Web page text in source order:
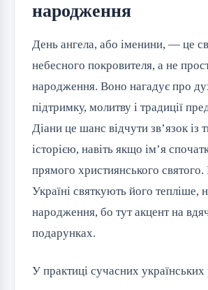
народження
День ангела, або іменини, — це
небесного покровителя, а не
народження. Воно нагадує про
підтримку, молитву і традиції
Діани це шанс відчути зв’язок із
історією, навіть якщо ім’я
прямого християнського святого.
Україні святкують його тепліше,
народження, бо тут акцент на
подарунках.
У практиці сучасних